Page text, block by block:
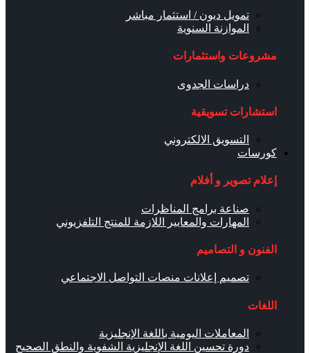
تمويل ديون / استثمار مباشر
الموازنة السنوية
مشروعات واستثمارات
دراسات الجدوى
استشارات تسويقية
التسويق الالكتروني
كورسات
إعلام تصوير و أفلام
صناعة برامج المناظرات
المهارات والمعايير اللازمة للمنتج التلفزيوني
الفنون و التصاميم
تصميم إعلانات منصات التواصل الاجتماعي
اللغات
المعاملات اليومية باللغة الإنجليزية
دورة تحسين اللغة الإنجليزية الشفوية والنطق الصحيح